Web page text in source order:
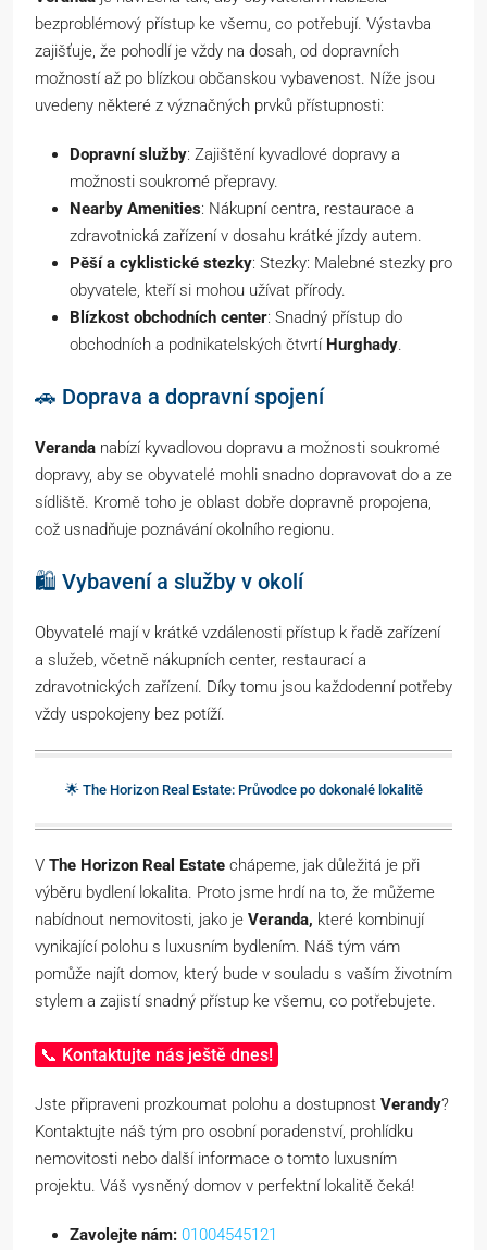
bezproblémový přístup ke všemu, co potřebují. Výstavba
zajišťuje, že pohodlí je vždy na dosah, od dopravních
možností až po blízkou občanskou vybavenost. Níže jsou
uvedeny některé z význačných prvků přístupnosti:
Dopravní služby: Zajištění kyvadlové dopravy a
možnosti soukromé přepravy.
Nearby Amenities: Nákupní centra, restaurace a
zdravotnická zařízení v dosahu krátké jízdy autem.
Pěší a cyklistické stezky: Stezky: Malebné stezky pro
obyvatele, kteří si mohou užívat přírody.
Blízkost obchodních center: Snadný přístup do
obchodních a podnikatelských čtvrtí Hurghady.
🚗 Doprava a dopravní spojení
Veranda nabízí kyvadlovou dopravu a možnosti soukromé
dopravy, aby se obyvatelé mohli snadno dopravovat do a ze
sídliště. Kromě toho je oblast dobře dopravně propojena,
což usnadňuje poznávání okolního regionu.
🛍️ Vybavení a služby v okolí
Obyvatelé mají v krátké vzdálenosti přístup k řadě zařízení
a služeb, včetně nákupních center, restaurací a
zdravotnických zařízení. Díky tomu jsou každodenní potřeby
vždy uspokojeny bez potíží.
🌟 The Horizon Real Estate: Průvodce po dokonalé lokalitě
V The Horizon Real Estate chápeme, jak důležitá je při
výběru bydlení lokalita. Proto jsme hrdí na to, že můžeme
nabídnout nemovitosti, jako je Veranda, které kombinují
vynikající polohu s luxusním bydlením. Náš tým vám
pomůže najít domov, který bude v souladu s vaším životním
stylem a zajistí snadný přístup ke všemu, co potřebujete.
📞 Kontaktujte nás ještě dnes!
Jste připraveni prozkoumat polohu a dostupnost Verandy?
Kontaktujte náš tým pro osobní poradenství, prohlídku
nemovitosti nebo další informace o tomto luxusním
projektu. Váš vysněný domov v perfektní lokalitě čeká!
Zavolejte nám: 01004545121